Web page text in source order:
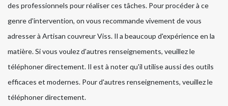
des professionnels pour réaliser ces tâches. Pour procéder à ce
genre d'intervention, on vous recommande vivement de vous
adresser à Artisan couvreur Viss. Il a beaucoup d'expérience en la
matière. Si vous voulez d'autres renseignements, veuillez le
téléphoner directement. Il est à noter qu'il utilise aussi des outils
efficaces et modernes. Pour d'autres renseignements, veuillez le
téléphoner directement.